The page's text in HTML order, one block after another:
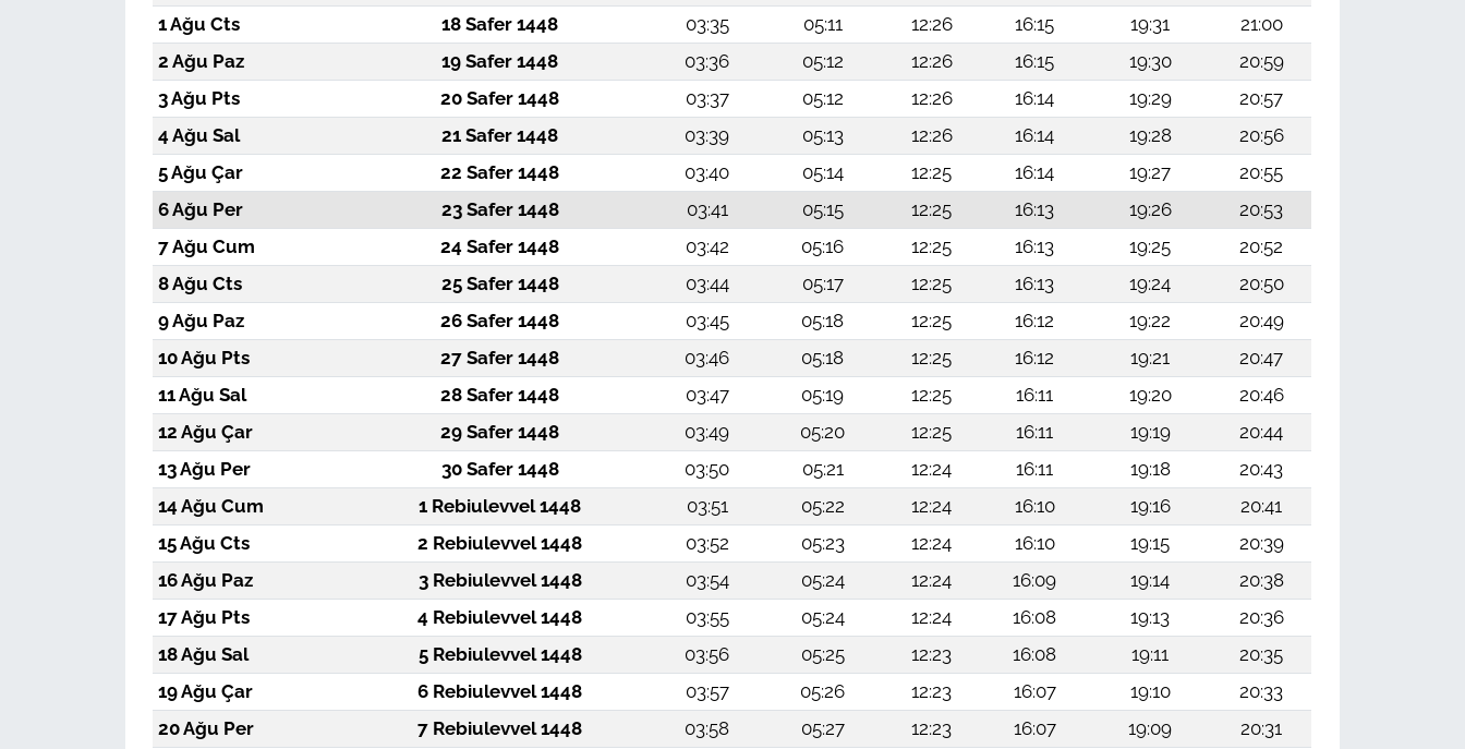
1 Ağu Cts
18 Safer 1448 03:35 05:11 12:26 16:15 19:31
21:00
2 Ağu Paz
19 Safer 1448 03:36 05:12 12:26 16:15 19:30
20:59
3 Ağu Pts
20 Safer 1448 03:37 05:12 12:26 16:14 19:29
20:57
4 Ağu Sal
21 Safer 1448 03:39 05:13 12:26 16:14 19:28
20:56
5 Ağu Çar
22 Safer 1448 03:40 05:14 12:25 16:14 19:27
20:55
6 Ağu Per
23 Safer 1448 03:41 05:15 12:25 16:13 19:26
20:53
7 Ağu Cum
24 Safer 1448 03:42 05:16 12:25 16:13 19:25
20:52
8 Ağu Cts
25 Safer 1448 03:44 05:17 12:25 16:13 19:24
20:50
9 Ağu Paz
26 Safer 1448 03:45 05:18 12:25 16:12 19:22
20:49
10 Ağu Pts
27 Safer 1448 03:46 05:18 12:25 16:12 19:21
20:47
11 Ağu Sal
28 Safer 1448 03:47 05:19 12:25 16:11 19:20
20:46
12 Ağu Çar
29 Safer 1448 03:49 05:20 12:25 16:11 19:19
20:44
13 Ağu Per
30 Safer 1448 03:50 05:21 12:24 16:11 19:18
20:43
14 Ağu Cum
1 Rebiulevvel 1448 03:51 05:22 12:24 16:10 19:16
20:41
15 Ağu Cts
2 Rebiulevvel 1448 03:52 05:23 12:24 16:10 19:15
20:39
16 Ağu Paz
3 Rebiulevvel 1448 03:54 05:24 12:24 16:09 19:14
20:38
17 Ağu Pts
4 Rebiulevvel 1448 03:55 05:24 12:24 16:08 19:13
20:36
18 Ağu Sal
5 Rebiulevvel 1448 03:56 05:25 12:23 16:08 19:11
20:35
19 Ağu Çar
6 Rebiulevvel 1448 03:57 05:26 12:23 16:07 19:10
20:33
20 Ağu Per
7 Rebiulevvel 1448 03:58 05:27 12:23 16:07 19:09
20:31